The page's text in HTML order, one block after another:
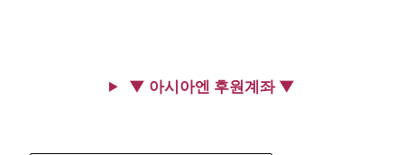
▼ 아시아엔 후원계좌 ▼